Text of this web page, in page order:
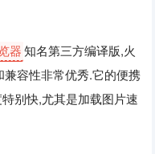
器 知名第三方编译版,火
容性非常优秀.它的便携
别快,尤其是加载图片速